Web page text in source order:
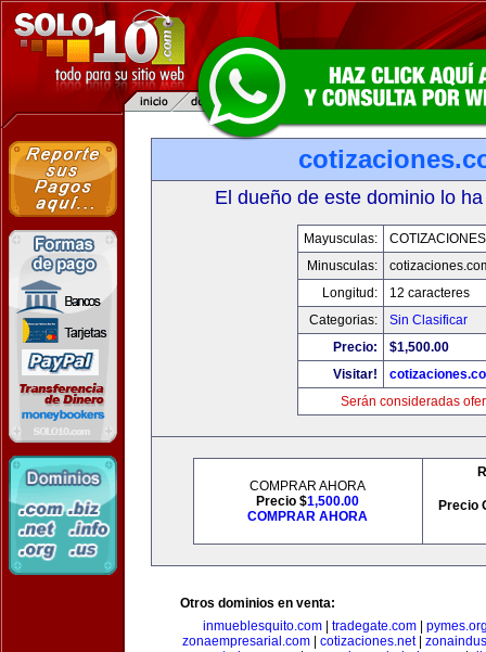
El dueño de este dominio lo
Mayusculas:
Minusculas:
Longitud:
12 caracteres
Categorias:
Sin Clasificar
Precio:
$1,500.00
Visitar!
Serán consideradas
COMPRAR AHORA
Precio $1,500.00
COMPRAR AHORA
Precio
Otros dominios en venta:
inmueblesquito.com
tradegate.com
zonaempresarial.com| cotizaciones.net|